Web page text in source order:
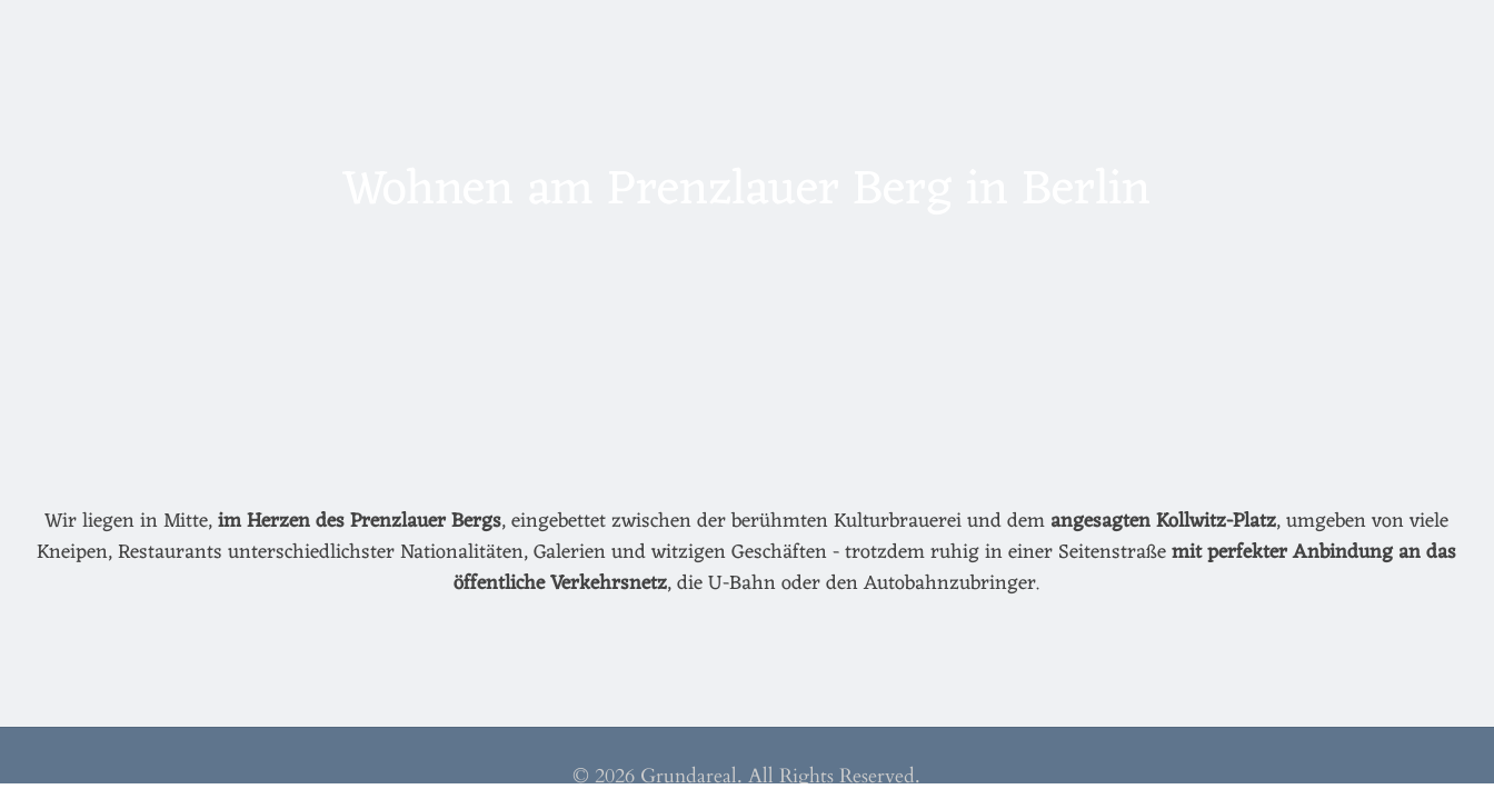
Wir liegen in Mitte,im Herzen des Prenzlauer Bergs, eingebettet zwischen der berühmten Kulturbrauerei und demangesagten Kollwitz-Platz, umgeben von viele
Kneipen, Restaurants unterschiedlichster Nationalitäten, Galerien und witzigen Geschäften - trotzdem ruhig in einer Seitenstraßemit perfekter Anbindung an das
öffentliche Verkehrsnetz, die U-Bahn oder den Autobahnzubringer.
© 2026 Grundareal. All Rights Reserved.